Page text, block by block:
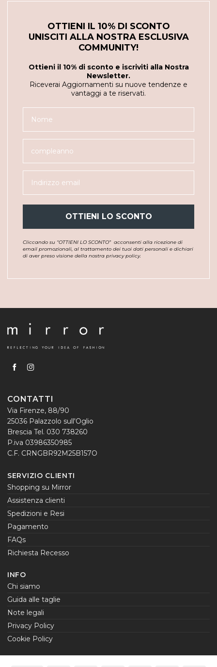
OTTIENI IL 10% DI SCONTO
UNISCITI ALLA NOSTRA ESCLUSIVA
COMMUNITY!
Ottieni il 10% di sconto e iscriviti alla Nostra
Newsletter.
Riceverai Aggiornamenti su nuove tendenze e
vantaggi a te riservati.
OTTIENI LO SCONTO
Cliccando su “OTTIENI LO SCONTO” acconsenti alla ricezione di
email promozionali, al trattamento dei tuoi dati personali e dichiari
di aver preso visione della nostra privacy policy.
CONTATTI
Via Firenze, 88/90
25036 Palazzolo sull'Oglio
Brescia Tel. 030 738260
P.iva 03986350985
C.F. CRNGBR92M25B157O
SERVIZIO CLIENTI
Shopping su Mirror
Assistenza clienti
Spedizioni e Resi
Pagamento
FAQs
Richiesta Recesso
INFO
Chi siamo
Guida alle taglie
Note legali
Privacy Policy
Cookie Policy